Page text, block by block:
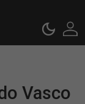
Vasco